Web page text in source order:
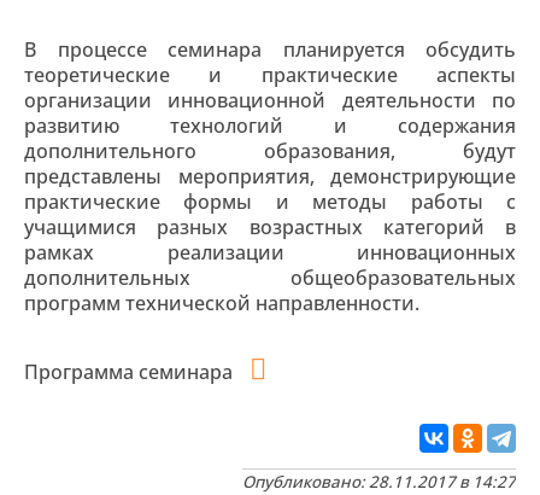
В процессе семинара планируется обсудить
теоретические и практические аспекты
организации инновационной деятельности по
развитию технологий и содержания
дополнительного образования, будут
представлены мероприятия, демонстрирующие
практические формы и методы работы с
учащимися разных возрастных категорий в
рамках реализации инновационных
дополнительных общеобразовательных
программ технической направленности.
Программа семинара
Опубликовано: 28.11.2017 в 14:27